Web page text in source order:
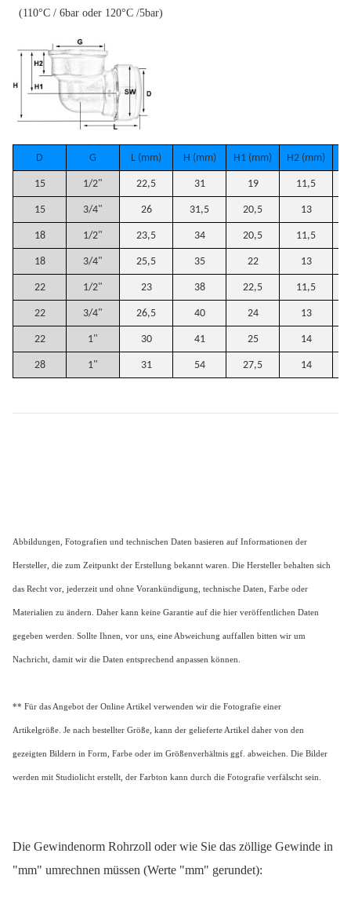
(110°C / 6bar oder 120°C /5bar)
D G L (mm) H (mm) H1 (mm) H2 (mm)
15 1/2" 22,5 31 19 11,5
15 3/4" 26 31,5 20,5 13
18 1/2" 23,5 34 20,5 11,5
18 3/4" 25,5 35 22 13
22 1/2" 23 38 22,5 11,5
22 3/4" 26,5 40 24 13
22 1" 30 41 25 14
28 1" 31 54 27,5 14
Abbildungen, Fotografien und technischen Daten basieren auf Informationen der
Hersteller, die zum Zeitpunkt der Erstellung bekannt waren. Die Hersteller behalten sich
das Recht vor, jederzeit und ohne Vorankündigung, technische Daten, Farbe oder
Materialien zu ändern. Daher kann keine Garantie auf die hier veröffentlichen Daten
gegeben werden. Sollte Ihnen, vor uns, eine Abweichung auffallen bitten wir um
Nachricht, damit wir die Daten entsprechend anpassen können.
** Für das Angebot der Online Artikel verwenden wir die Fotografie einer
Artikelgröße. Je nach bestellter Größe, kann der gelieferte Artikel daher von den
gezeigten Bildern in Form, Farbe oder im Größenverhältnis ggf. abweichen. Die Bilder
werden mit Studiolicht erstellt, der Farbton kann durch die Fotografie verfälscht sein.
Die Gewindenorm Rohrzoll oder wie Sie das zöllige Gewinde in
"mm" umrechnen müssen (Werte "mm" gerundet):